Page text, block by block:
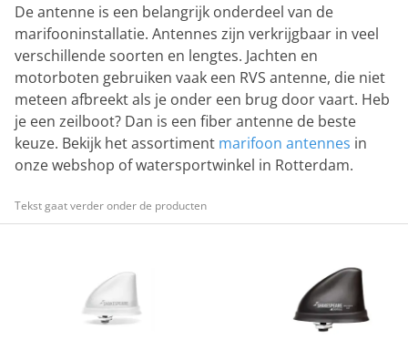
De antenne is een belangrijk onderdeel van de
marifooninstallatie. Antennes zijn verkrijgbaar in veel
verschillende soorten en lengtes. Jachten en
motorboten gebruiken vaak een RVS antenne, die niet
meteen afbreekt als je onder een brug door vaart. Heb
je een zeilboot? Dan is een fiber antenne de beste
keuze. Bekijk het assortiment marifoon antennes in
onze webshop of watersportwinkel in Rotterdam.
Tekst gaat verder onder de producten